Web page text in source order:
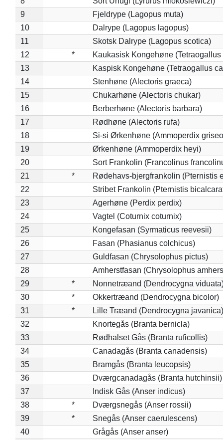
9
Fjeldrype (Lagopus muta)
10
Dalrype (Lagopus lagopus)
11
Skotsk Dalrype (Lagopus scotica)
12
*
Kaukasisk Kongehøne
13
Kaspisk Kongehøne (Tetraogallus
14
Stenhøne (Alectoris graeca)
15
Chukarhøne (Alectoris chukar)
16
Berberhøne (Alectoris barbara)
17
Rødhøne (Alectoris rufa)
18
Si-si Ørkenhøne (Ammoperdix
19
Ørkenhøne (Ammoperdix heyi)
20
Sort Frankolin (Francolinus
21
*
Rødehavs-bjergfrankolin (Pternistis
22
Stribet Frankolin (Pternistis
23
Agerhøne (Perdix perdix)
24
Vagtel (Coturnix coturnix)
25
Kongefasan (Syrmaticus reevesii)
26
Fasan (Phasianus colchicus)
27
Guldfasan (Chrysolophus pictus)
28
Amherstfasan (Chrysolophus
29
*
Nonnetræand (Dendrocygna
30
*
Okkertræand (Dendrocygna bicolor)
31
*
Lille Træand (Dendrocygna javanica)
32
Knortegås (Branta bernicla)
33
Rødhalset Gås (Branta ruficollis)
34
Canadagås (Branta canadensis)
35
Bramgås (Branta leucopsis)
36
Dværgcanadagås (Branta hutchinsii)
37
Indisk Gås (Anser indicus)
38
*
Dværgsnegås (Anser rossii)
39
*
Snegås (Anser caerulescens)
40
Grågås (Anser anser)